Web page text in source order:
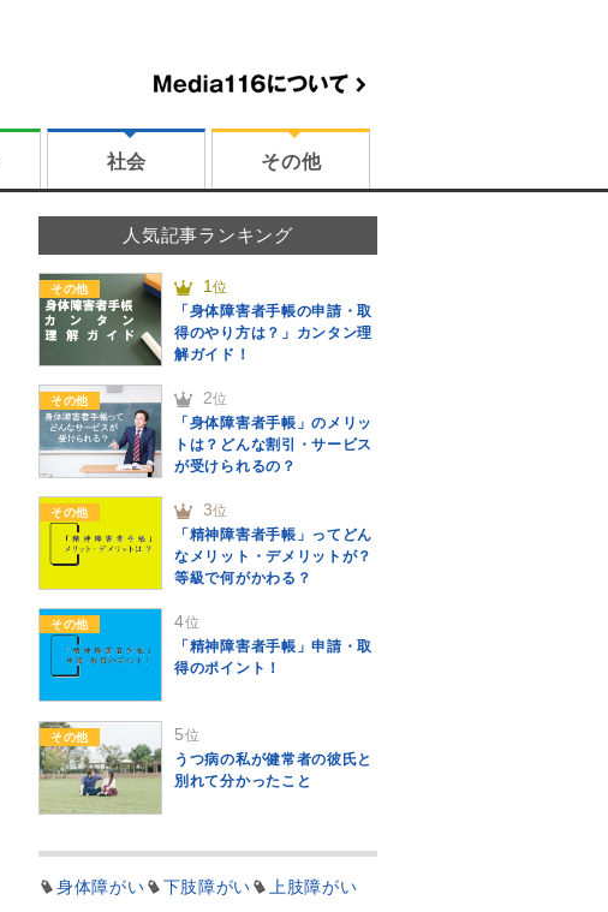
社会 その他
人気記事ランキング
その他 1位
「身体障害者手帳の申請・取
得のやり方は？」カンタン理
解ガイド！
その他 2位
「身体障害者手帳」のメリッ
トは？どんな割引・サービス
が受けられるの？
その他 3位
「精神障害者手帳」ってどん
なメリット・デメリットが？
等級で何がかわる？
その他 4位
「精神障害者手帳」申請・取
得のポイント！
その他 5位
うつ病の私が健常者の彼氏と
別れて分かったこと
身体障がい 下肢障がい
上肢障がい